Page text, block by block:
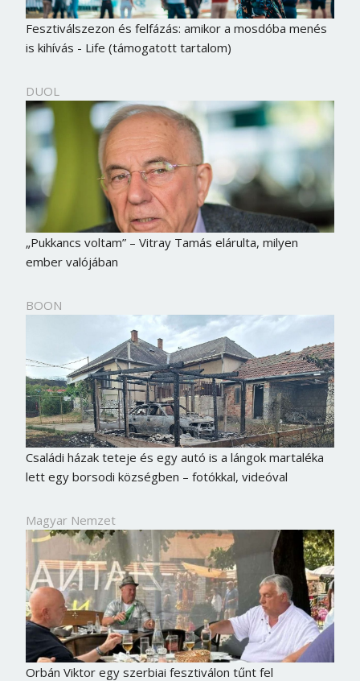
Fesztiválszezon és felfázás: amikor a mosdóba menés
is kihívás - Life (támogatott tartalom)
DUOL
„Pukkancs voltam” – Vitray Tamás elárulta, milyen
ember valójában
BOON
Családi házak teteje és egy autó is a lángok martaléka
lett egy borsodi községben – fotókkal, videóval
Magyar Nemzet
Orbán Viktor egy szerbiai fesztiválon tűnt fel